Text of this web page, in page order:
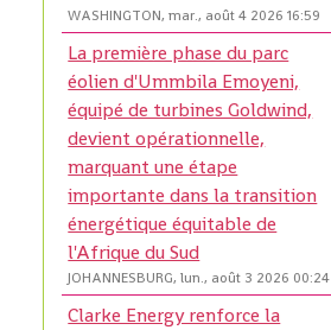
WASHINGTON, mar., août 4 2026 16:59
La première phase du parc
éolien d'Ummbila Emoyeni,
équipé de turbines Goldwind,
devient opérationnelle,
marquant une étape
importante dans la transition
énergétique équitable de
l'Afrique du Sud
JOHANNESBURG, lun., août 3 2026 00:24
Clarke Energy renforce la